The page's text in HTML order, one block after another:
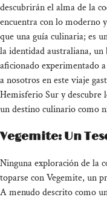
descubrirán el alma de la
encuentra con lo moderno
que una guía culinaria; es
la identidad australiana, un
aficionado experimentado
a nosotros en este viaje
Hemisferio Sur y descubre
un destino culinario como
Vegemite: Un
Ninguna exploración de la
toparse con Vegemite, un
A menudo descrito como